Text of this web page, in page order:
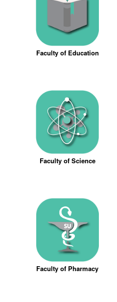
Faculty of Education
Faculty of Science
Faculty of Pharmacy